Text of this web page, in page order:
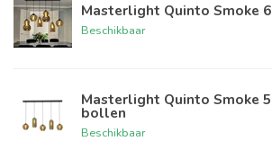
Masterlight Quinto Smoke 6
Beschikbaar
Masterlight Quinto Smoke 5
bollen
Beschikbaar